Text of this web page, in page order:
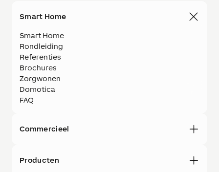
Smart Home
Smart Home
Rondleiding
Referenties
Brochures
Zorgwonen
Domotica
FAQ
Commercieel
Producten